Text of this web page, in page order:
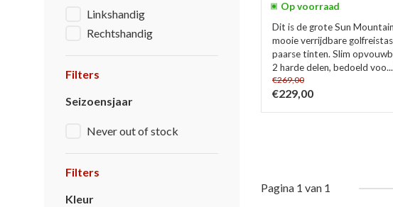
Linkshandig
Rechtshandig
Filters
Seizoensjaar
Never out of stock
Filters
Kleur
Op voorraad
Dit is de grote Sun
mooie verrijdbare
paarse tinten. Slim
2 harde delen, bedoeld voo...
€269,00
€229,00
Pagina 1 van 1